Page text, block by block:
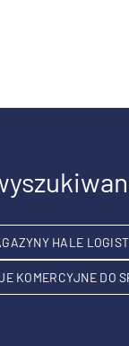
HALE
KOMERCYJNE DO